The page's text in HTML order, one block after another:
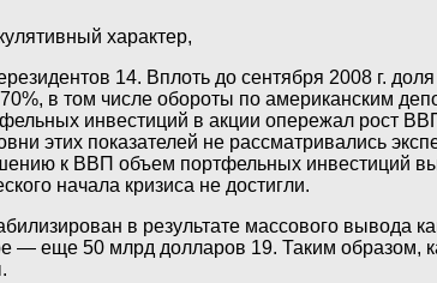
характер,
14. Вплоть до сентября 2008 г.
в том числе обороты по американским
инвестиций в акции опережал рост
этих показателей не рассматривались
к ВВП объем портфельных инвестиций
начала кризиса не достигли.
в результате массового вывода
— еще 50 млрд долларов 19. Таким образом,